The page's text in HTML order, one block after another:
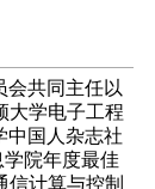
共同主任以
大学电子工程
中国人杂志社
学院年度最佳
信计算与控制